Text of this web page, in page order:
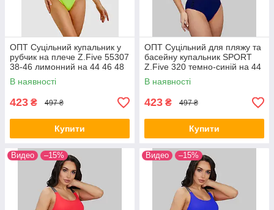
ОПТ Суцільний купальник у
рубчик на плече Z.Five 55307
38-46 лимонний на 44 46 48
50 52 укр розміри
В наявності
423 ₴ 497 ₴
Купити
ОПТ Суцільний для пляжу та
басейну купальник SPORT
Z.Five 320 темно-синій на 44
46 48 50 52 розмір
В наявності
423 ₴ 497 ₴
Купити
Видео –15% Видео –15%